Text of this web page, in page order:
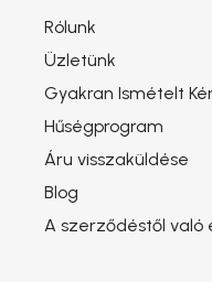
Rólunk
Üzletünk
Gyakran Ismételt
Hűségprogram
Áru visszaküldése
Blog
A szerződéstől való